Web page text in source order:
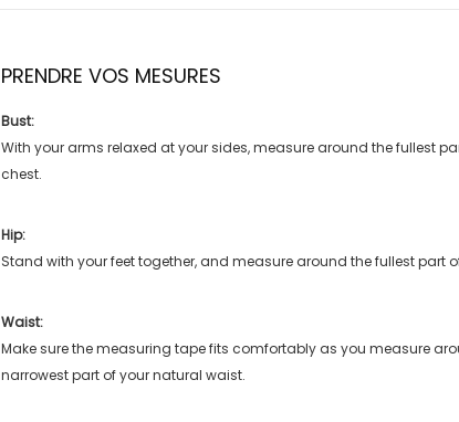
PRENDRE VOS MESURES
Bust:
With your arms relaxed at your sides, measure around the fullest
chest.
Hip:
Stand with your feet together, and measure around the fullest part
Waist:
Make sure the measuring tape fits comfortably as you measure
narrowest part of your natural waist.